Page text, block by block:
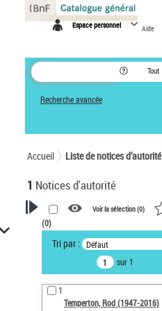
Espace personnel Aide
Tout
Recherche avancée
Accueil Liste de notices d’autorité
1 Notices d'autorité
VOTRE RECHERCHE
Recherche avancée dans les
notices d’autorité
Œuvres liées à l'auteur :
Temperton, Rod (1947-2016)
Voir la sélection (0)
(0)
Tri par : Défaut
sur 1
1
Temperton, Rod (1947-2016)
Panneau de gestion des cookies